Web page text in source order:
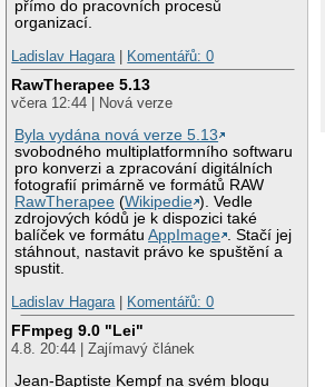
přímo do pracovních procesů
organizací.
Ladislav Hagara
Komentářů: 0
RawTherapee 5.13
včera 12:44 | Nová verze
Byla vydána nová verze 5.13
svobodného multiplatformního softwaru
pro konverzi a zpracování digitálních
fotografií primárně ve formátů RAW
RawTherapee (Wikipedie ). Vedle
zdrojových kódů je k dispozici také
balíček ve formátuAppImage . Stačí jej
stáhnout, nastavit právo ke spuštění a
spustit.
Ladislav Hagara
Komentářů: 0
FFmpeg 9.0 "Lei"
4.8. 20:44 | Zajímavý článek
Jean-Baptiste Kempf na svém blogu